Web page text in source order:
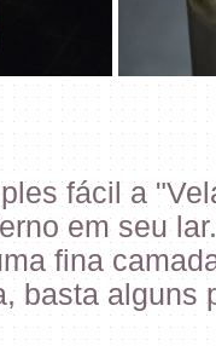
fácil a
em seu
fina
basta alguns